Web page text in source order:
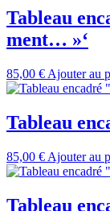
Tableau
ment… »‘
85,00 € Ajouter au
Tableau
85,00 € Ajouter au
Tableau